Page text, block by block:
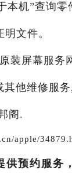
本机”查询
文件。
装屏幕服
其他维修服
阁.
apple/
预约服务